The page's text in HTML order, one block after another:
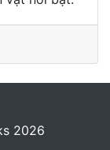
2026